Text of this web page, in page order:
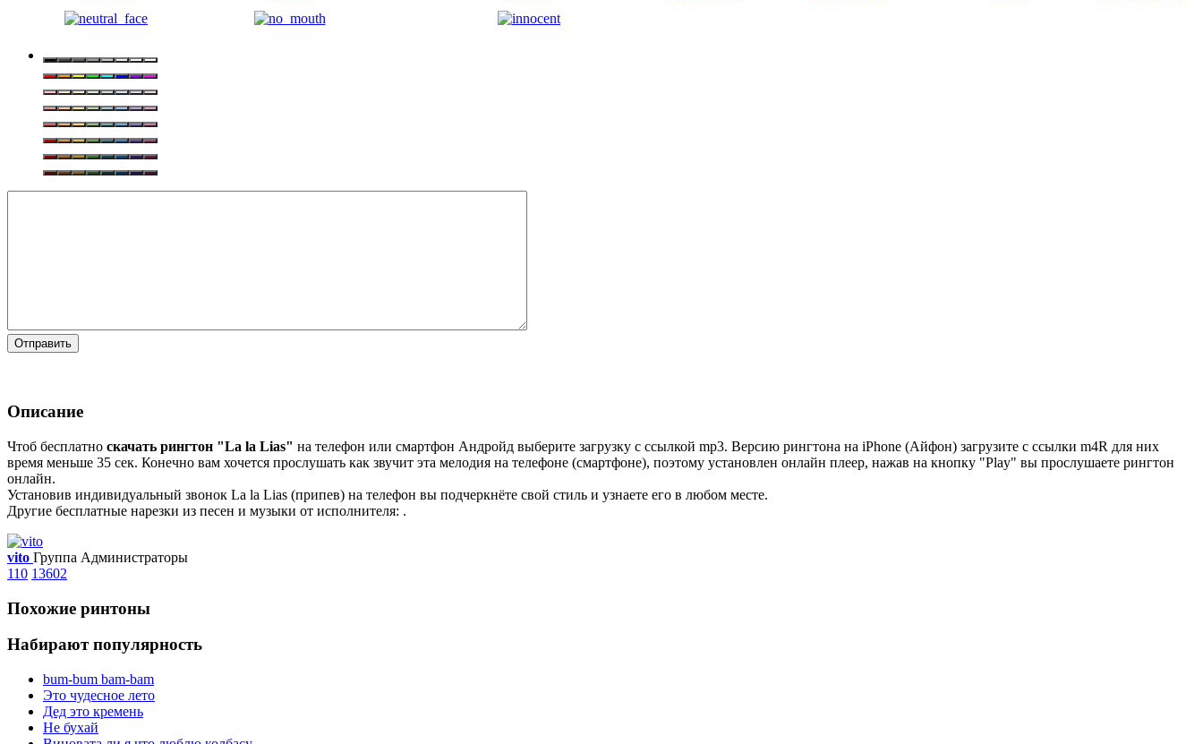
Отправить
Описание
Чтоб бесплатно скачать рингтон "La la Lias" на телефон или смартфон Андройд выберите загрузку с ссылкой mp3. Версию рингтона на iPhone (Айфон) загрузите с ссылки m4R для них
время меньше 35 сек. Конечно вам хочется прослушать как звучит эта мелодия на телефоне (смартфоне), поэтому установлен онлайн плеер, нажав на кнопку "Play" вы прослушаете рингтон
онлайн.
Установив индивидуальный звонок La la Lias (припев) на телефон вы подчеркнёте свой стиль и узнаете его в любом месте.
Другие бесплатные нарезки из песен и музыки от исполнителя: .
vito Группа Администраторы
110 13602
Похожие ринтоны
Набирают популярность
bum-bum bam-bam
Это чудесное лето
Дед это кремень
Не бухай